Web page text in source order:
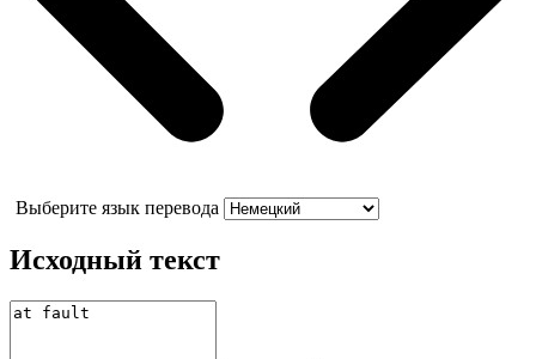
Выберите язык перевода
Исходный текст